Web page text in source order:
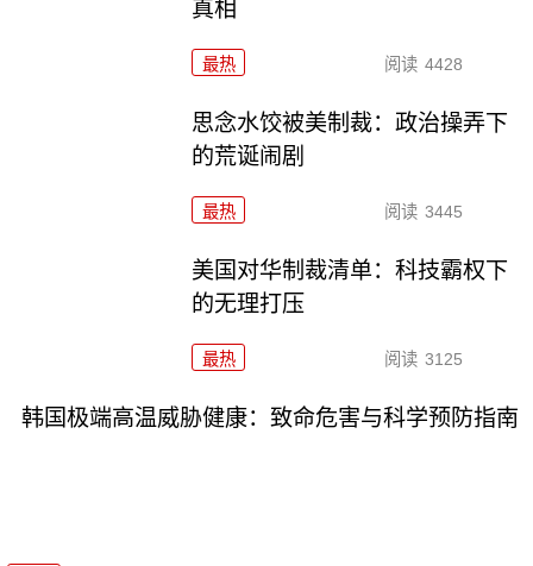
真相
最热 阅读 4428
思念水饺被美制裁：政治操弄下
的荒诞闹剧
最热 阅读 3445
美国对华制裁清单：科技霸权下
的无理打压
最热 阅读 3125
韩国极端高温威胁健康：致命危害与科学预防指南